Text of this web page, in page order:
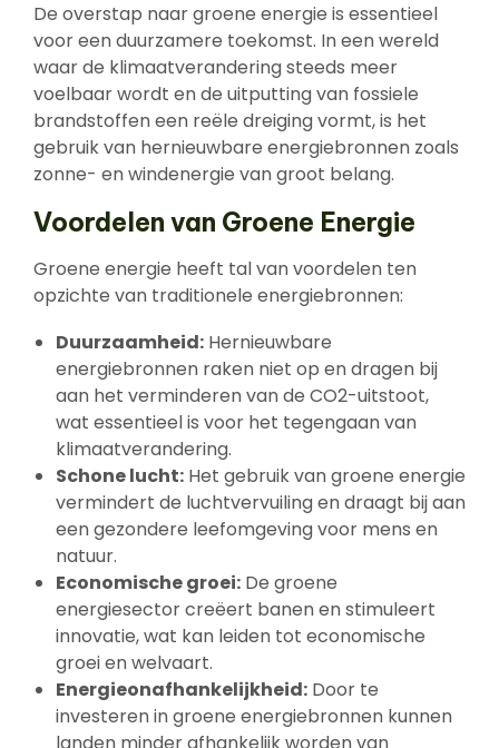
De overstap naar groene energie is essentieel
voor een duurzamere toekomst. In een wereld
waar de klimaatverandering steeds meer
voelbaar wordt en de uitputting van fossiele
brandstoffen een reële dreiging vormt, is het
gebruik van hernieuwbare energiebronnen zoals
zonne- en windenergie van groot belang.
Voordelen van Groene Energie
Groene energie heeft tal van voordelen ten
opzichte van traditionele energiebronnen:
Duurzaamheid: Hernieuwbare
energiebronnen raken niet op en dragen bij
aan het verminderen van de CO2-uitstoot,
wat essentieel is voor het tegengaan van
klimaatverandering.
Schone lucht: Het gebruik van groene energie
vermindert de luchtvervuiling en draagt bij aan
een gezondere leefomgeving voor mens en
natuur.
Economische groei: De groene
energiesector creëert banen en stimuleert
innovatie, wat kan leiden tot economische
groei en welvaart.
Energieonafhankelijkheid: Door te
investeren in groene energiebronnen kunnen